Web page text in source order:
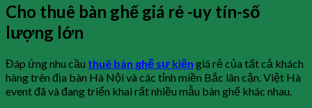
Cho thuê bàn ghế giá rẻ -uy tín-số
lượng lớn
Đáp ứng nhu cầu thuê bàn ghế sự kiện giá rẻ của tất cả khách
hàng trên địa bàn Hà Nội và các tỉnh miền Bắc lân cận. Việt Hà
event đã và đang triển khai rất nhiều mẫu bàn ghế khác nhau.